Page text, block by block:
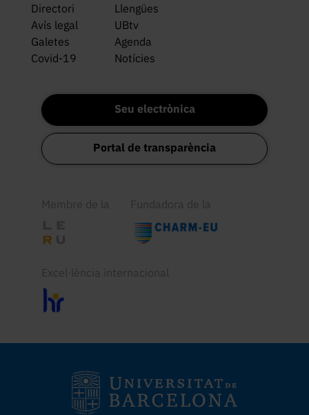
Directori
Llengües
Avís legal
UBtv
Galetes
Agenda
Covid-19
Notícies
Seu electrònica
Portal de transparència
Membre de la Fundadora de la
Excel·lència internacional